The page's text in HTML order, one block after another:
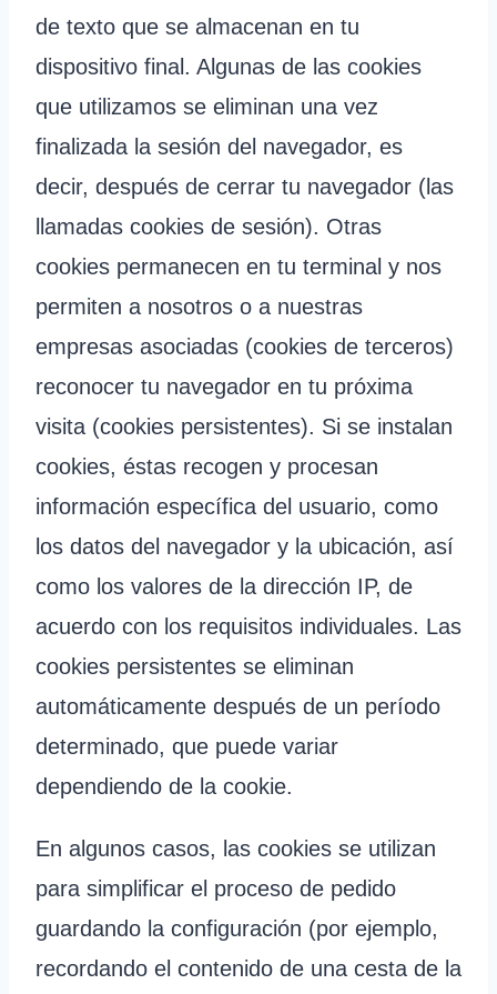
de texto que se almacenan en tu
dispositivo final. Algunas de las cookies
que utilizamos se eliminan una vez
finalizada la sesión del navegador, es
decir, después de cerrar tu navegador (las
llamadas cookies de sesión). Otras
cookies permanecen en tu terminal y nos
permiten a nosotros o a nuestras
empresas asociadas (cookies de terceros)
reconocer tu navegador en tu próxima
visita (cookies persistentes). Si se instalan
cookies, éstas recogen y procesan
información específica del usuario, como
los datos del navegador y la ubicación, así
como los valores de la dirección IP, de
acuerdo con los requisitos individuales. Las
cookies persistentes se eliminan
automáticamente después de un período
determinado, que puede variar
dependiendo de la cookie.
En algunos casos, las cookies se utilizan
para simplificar el proceso de pedido
guardando la configuración (por ejemplo,
recordando el contenido de una cesta de la